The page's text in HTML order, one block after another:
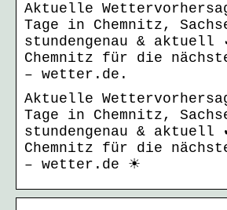
Aktuelle
Tage in Chemnitz,
stundengenau & aktuell
Chemnitz für die
– wetter.de.
Aktuelle
Tage in Chemnitz,
stundengenau & aktuell
Chemnitz für die
– wetter.de ☀